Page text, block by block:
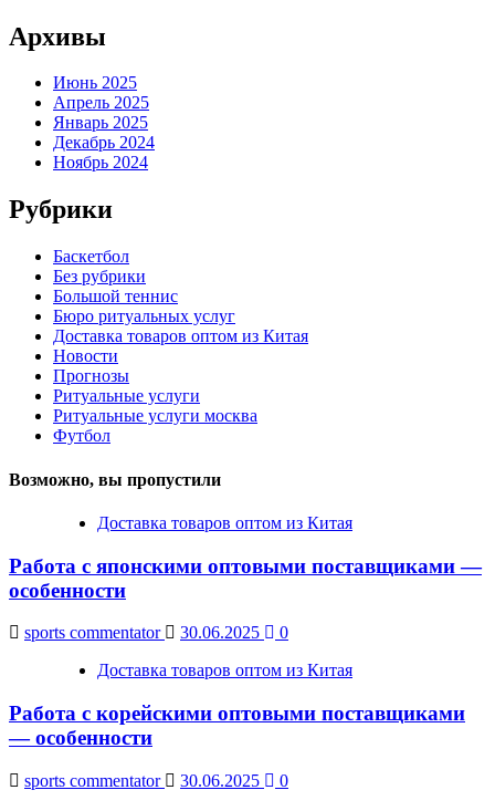
Архивы
Июнь 2025
Апрель 2025
Январь 2025
Декабрь 2024
Ноябрь 2024
Рубрики
Баскетбол
Без рубрики
Большой теннис
Бюро ритуальных услуг
Доставка товаров оптом из Китая
Новости
Прогнозы
Ритуальные услуги
Ритуальные услуги москва
Футбол
Возможно, вы пропустили
Доставка товаров оптом из Китая
Работа с японскими оптовыми поставщиками —
особенности
sports commentator 30.06.2025
0
Доставка товаров оптом из Китая
Работа с корейскими оптовыми поставщиками
— особенности
sports commentator 30.06.2025
0